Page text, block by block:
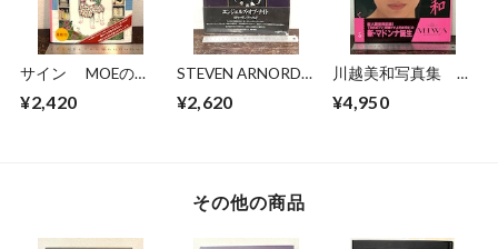
サイン MOEのえ
こ ヒグチユウコ
¥2,420
STEVEN ARNORD
¥2,620
川越美和写真集 夢
¥4,950
その他の商品